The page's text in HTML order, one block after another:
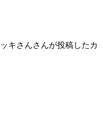
キさんさんが投稿したカ